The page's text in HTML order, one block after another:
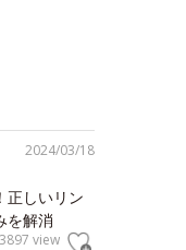
2024/03/18
正しいリン
を解消
view